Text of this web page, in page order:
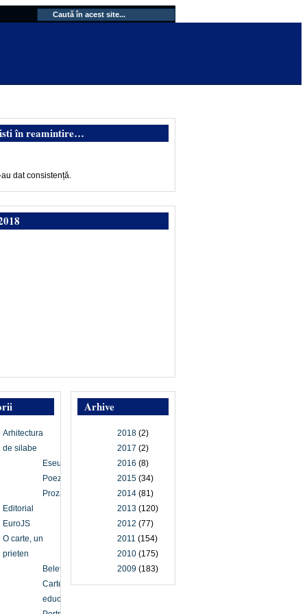
în reamintire…
dat consistență.
Arhive
2018 (2)
2017 (2)
2016 (8)
2015 (34)
2014 (81)
2013 (120)
2012 (77)
2011 (154)
2010 (175)
2009 (183)
Arhitectura
de silabe
Eseu
Poezie
Proză
Editorial
EuroJS
O carte, un
prieten
Beletristică
Carte
educațională